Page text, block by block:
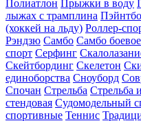
Полиатлон Прыжки в воду
лыжах с трамплина
(хоккей на льду) Роллер-
Рэндзю Самбо Самбо боевое
спорт Серфинг
Скейтбординг Скелетон
единоборства Сноуборд
Спочан Стрельба Стрельба
стендовая Судомодельный
спортивные Теннис